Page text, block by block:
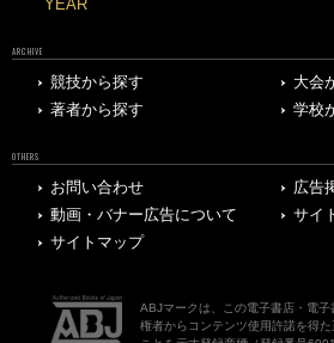
YEAR
ARCHIVE
競技から探す
大会
著者から探す
学校
OTHERS
お問い合わせ
広告
動画・バナー広告について
サイ
サイトマップ
ABJマークは、この電子書店・電
権者からコンテンツ使用許諾を得